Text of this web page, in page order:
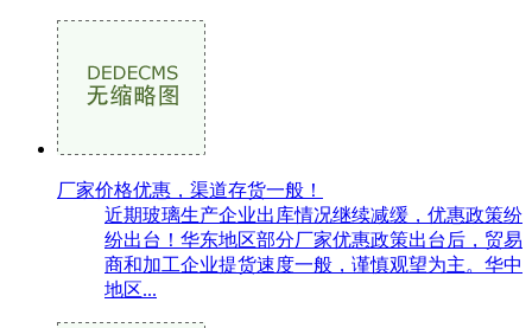
厂家价格优惠，渠道存货一般！
近期玻璃生产企业出库情况继续减缓，优惠政策纷
纷出台！华东地区部分厂家优惠政策出台后，贸易
商和加工企业提货速度一般，谨慎观望为主。华中
地区...